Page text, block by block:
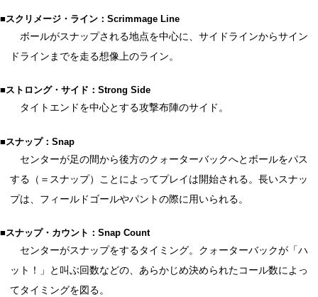
■スクリメージ・ライン：Scrimmage Line
ボールがスナップされる地点を中心に、サイドラインからサイン
ドラインまでを走る想像上のライン。
■ストロング・サイド：Strong Side
タイトエンドを中心とする攻撃布陣のサイド。
■スナップ：Snap
センターが足の間から後方のクォーターバックへとボールをパス
する（＝スナップ）ことによってプレイは開始される。長いスナッ
プは、フィールドゴールやパントの際に用いられる。
■スナップ・カウント：Snap Count
センターがスナップをするタイミング。クォーターバックが「ハ
ット！」と叫ぶ回数などの、あらかじめ決められたコール数によっ
てタイミングを図る。